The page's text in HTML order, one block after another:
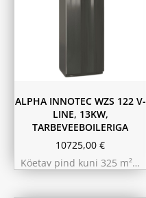
ALPHA INNOTEC WZS 122 V-
LINE, 13KW,
TARBEVEEBOILERIGA
10725,00 €
Köetav pind kuni 325 m²…